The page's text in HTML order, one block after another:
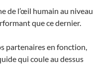
de l’œil humain au niveau
que ce dernier.
partenaires en fonction,
qui coule au dessus